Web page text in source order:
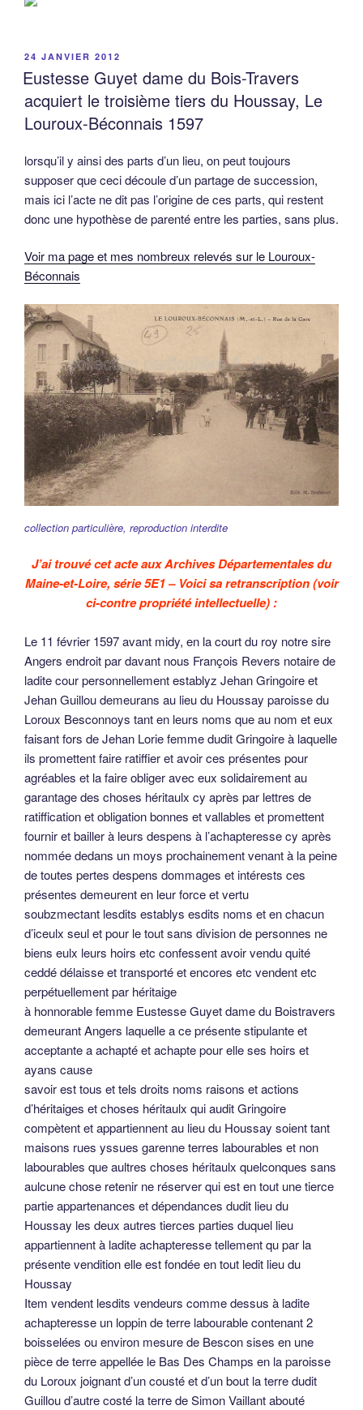
PUBLIÉ
LE
24 JANVIER 2012
Eustesse Guyet dame du Bois-Travers
acquiert le troisième tiers du Houssay, Le
Louroux-Béconnais 1597
lorsqu’il y ainsi des parts d’un lieu, on peut toujours
supposer que ceci découle d’un partage de succession,
mais ici l’acte ne dit pas l’origine de ces parts, qui restent
donc une hypothèse de parenté entre les parties, sans plus.
Voir ma page et mes nombreux relevés sur le Louroux-
Béconnais
collection particulière, reproduction interdite
J’ai trouvé cet acte aux Archives Départementales du
Maine-et-Loire, série 5E1 – Voici sa retranscription (voir
ci-contre propriété intellectuelle) :
Le 11 février 1597 avant midy, en la court du roy notre sire
Angers endroit par davant nous François Revers notaire de
ladite cour personnellement establyz Jehan Gringoire et
Jehan Guillou demeurans au lieu du Houssay paroisse du
Loroux Besconnoys tant en leurs noms que au nom et eux
faisant fors de Jehan Lorie femme dudit Gringoire à laquelle
ils promettent faire ratiffier et avoir ces présentes pour
agréables et la faire obliger avec eux solidairement au
garantage des choses héritaulx cy après par lettres de
ratiffication et obligation bonnes et vallables et promettent
fournir et bailler à leurs despens à l’achapteresse cy après
nommée dedans un moys prochainement venant à la peine
de toutes pertes despens dommages et intérests ces
présentes demeurent en leur force et vertu
soubzmectant lesdits establys esdits noms et en chacun
d’iceulx seul et pour le tout sans division de personnes ne
biens eulx leurs hoirs etc confessent avoir vendu quité
ceddé délaisse et transporté et encores etc vendent etc
perpétuellement par héritaige
à honnorable femme Eustesse Guyet dame du Boistravers
demeurant Angers laquelle a ce présente stipulante et
acceptante a achapté et achapte pour elle ses hoirs et
ayans cause
savoir est tous et tels droits noms raisons et actions
d’héritaiges et choses héritaulx qui audit Gringoire
compètent et appartiennent au lieu du Houssay soient tant
maisons rues yssues garenne terres labourables et non
labourables que aultres choses héritaulx quelconques sans
aulcune chose retenir ne réserver qui est en tout une tierce
partie appartenances et dépendances dudit lieu du
Houssay les deux autres tierces parties duquel lieu
appartiennent à ladite achapteresse tellement qu par la
présente vendition elle est fondée en tout ledit lieu du
Houssay
Item vendent lesdits vendeurs comme dessus à ladite
achapteresse un loppin de terre labourable contenant 2
boisselées ou environ mesure de Bescon sises en une
pièce de terre appellée le Bas Des Champs en la paroisse
du Loroux joignant d’un cousté et d’un bout la terre dudit
Guillou d’autre costé la terre de Simon Vaillant abouté